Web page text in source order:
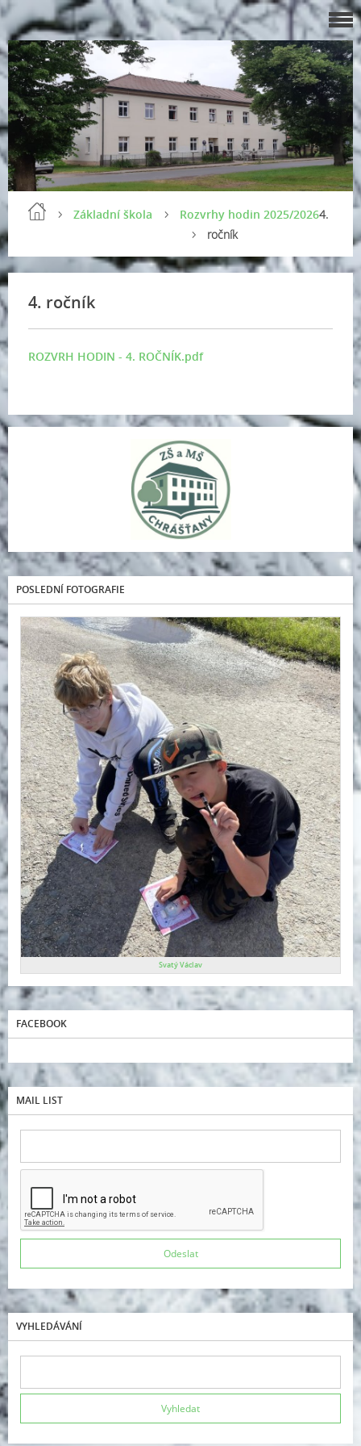
Základní škola Rozvrhy hodin 2025/20264.
ročník
4. ročník
ROZVRH HODIN - 4. ROČNÍK.pdf
POSLEDNÍ FOTOGRAFIE
Svatý Václav
FACEBOOK
MAIL LIST
VYHLEDÁVÁNÍ